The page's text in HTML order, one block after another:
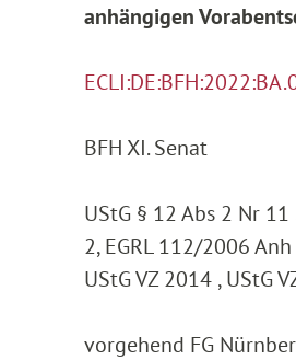
anhängigen
BFH XI. Senat
UStG § 12 Abs 2 Nr
2, EGRL 112/2006
UStG VZ 2014 , UStG
vorgehend FG